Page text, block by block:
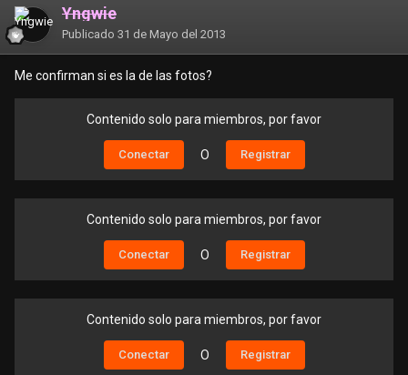
Yngwie
Publicado 31 de Mayo del 2013
Me confirman si es la de las fotos?
Contenido solo para miembros, por favor
Conectar O Registrar
Contenido solo para miembros, por favor
Conectar O Registrar
Contenido solo para miembros, por favor
Conectar O Registrar